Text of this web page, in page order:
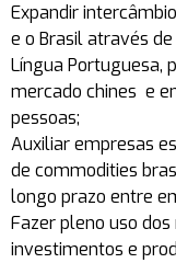
Expandir
e o Brasil através
Língua Portuguesa,
mercado chines e
pessoas;
Auxiliar empresas
de commodities
longo prazo entre
Fazer pleno uso
investimentos e